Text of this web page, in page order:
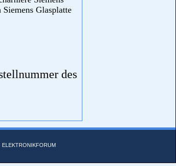
Siemens Glasplatte
des
ELEKTRONIKFORUM